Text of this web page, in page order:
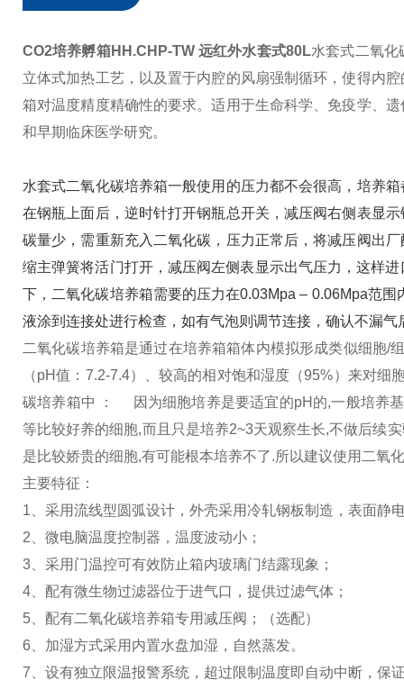
CO2培养孵箱HH.CHP-TW 远红外水套式80L水套式二氧化
立体式加热工艺，以及置于内腔的风扇强制循环，使得内
箱对温度精度精确性的要求。适用于生命科学、免疫学、
和早期临床医学研究。
水套式二氧化碳培养箱一般使用的压力都不会很高，培养
在钢瓶上面后，逆时针打开钢瓶总开关，减压阀右侧表显
碳量少，需重新充入二氧化碳，压力正常后，将减压阀出
缩主弹簧将活门打开，减压阀左侧表显示出气压力，这样
下，二氧化碳培养箱需要的压力在0.03Mpa – 0.06Mpa范
液涂到连接处进行检查，如有气泡则调节连接，确认不漏
二氧化碳培养箱是通过在培养箱箱体内模拟形成类似细胞
（pH值：7.2-7.4）、较高的相对饱和湿度（95%）来对细
碳培养箱中 ： 因为细胞培养是要适宜的pH的,一般培养
等比较好养的细胞,而且只是培养2~3天观察生长,不做后续
是比较娇贵的细胞,有可能根本培养不了.所以建议使用二氧
主要特征：
1、采用流线型圆弧设计，外壳采用冷轧钢板制造，表面静
2、微电脑温度控制器，温度波动小；
3、采用门温控可有效防止箱内玻璃门结露现象；
4、配有微生物过滤器位于进气口，提供过滤气体；
5、配有二氧化碳培养箱专用减压阀；（选配）
6、加湿方式采用内置水盘加湿，自然蒸发。
7、设有独立限温报警系统，超过限制温度即自动中断，保